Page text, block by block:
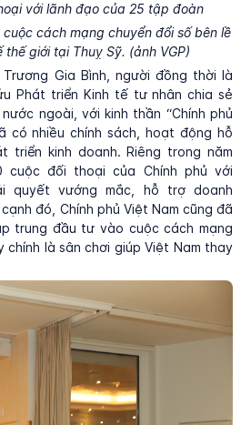
với lãnh đạo của 25 tập đoàn
cách mạng chuyển đổi số bên lề
thế giới tại Thuỵ Sỹ. (ảnh VGP)
Gia Bình, người đồng thời là
Phát triển Kinh tế tư nhân chia sẻ
ngoài, với kinh thần “Chính phủ
có nhiều chính sách, hoạt động hỗ
triển kinh doanh. Riêng trong năm
cuộc đối thoại của Chính phủ với
quyết vướng mắc, hỗ trợ doanh
đó, Chính phủ Việt Nam cũng đã
trung đầu tư vào cuộc cách mạng
chính là sân chơi giúp Việt Nam thay